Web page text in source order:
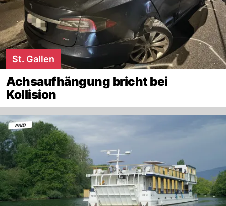
St. Gallen
Achsaufhängung bricht bei
Kollision